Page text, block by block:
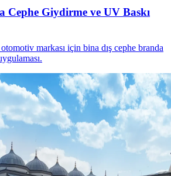
Cephe Giydirme ve UV Baskı
markası için bina dış cephe branda